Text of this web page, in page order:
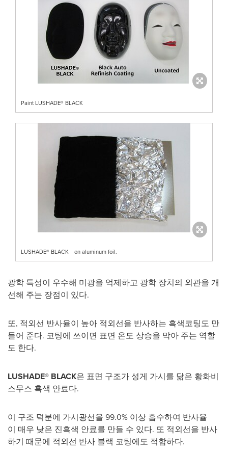
Paint LUSHADE® BLACK
LUSHADE® BLACK on aluminum foil.
광학 특성이 우수해 미광을 억제하고 광학 장치의 외관을 개
선해 주는 장점이 있다.
또, 적외선 반사율이 높아 적외선을 반사하는 흑색코팅도 만
들어 준다. 코팅에 쓰이면 표면 온도 상승을 막아 주는 역할
도 한다.
LUSHADE® BLACK은 표면 구조가 성게 가시를 닮은 황화비
스무스 흑색 안료다.
이 구조 덕분에 가시광선을 99.0% 이상 흡수하여 반사율
이 매우 낮은 진흑색 안료를 만들 수 있다. 또 적외선을 반사
하기 때문에 적외선 반사 블랙 코팅에도 적합하다.